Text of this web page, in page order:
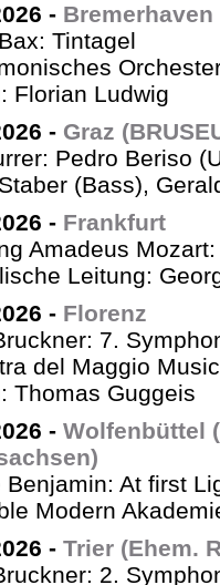
- Bremerhaven
Tintagel
Florian Ludwig
- Graz
Pedro Beriso
(Bass),
- Frankfurt
Amadeus
Leitung:
- Florenz
7.
del Maggio
Thomas Guggeis
- Wolfenbüttel
Benjamin: At first
Modern
- Trier (Ehem.
2.